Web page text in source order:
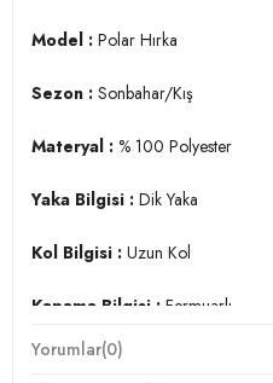
Manken Ölçüsü :Boy : 1.89 cm /
3DK15906028.848
Model : Polar Hırka
Sezon : Sonbahar/Kış
Materyal : % 100 Polyester
Yaka Bilgisi : Dik Yaka
Kol Bilgisi : Uzun Kol
Kapama Bilgisi : Fermuarlı
Cep Bilgisi :
Yorumlar(0)